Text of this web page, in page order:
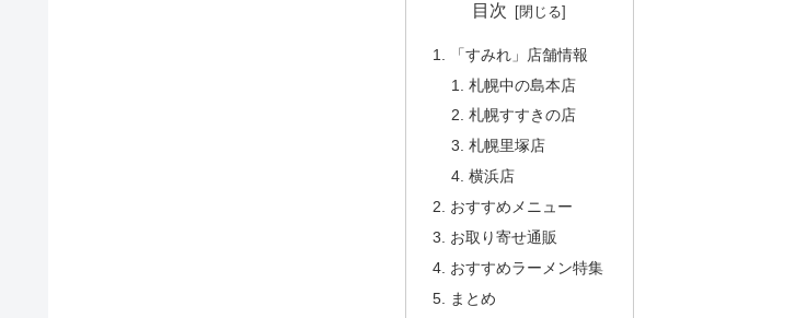
目次
「すみれ」店舗情報
札幌中の島本店
札幌すすきの店
札幌里塚店
横浜店
おすすめメニュー
お取り寄せ通販
おすすめラーメン特集
まとめ